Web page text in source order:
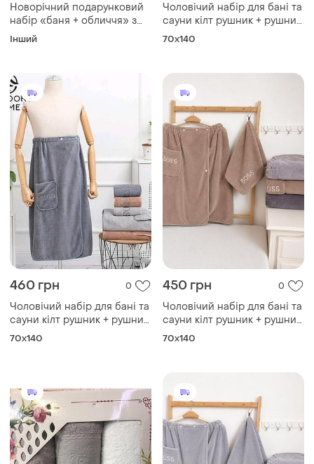
Новорічний подарунковий
набір «баня + обличчя» з
новорічною прихваткою
Інший
Чоловічий набір для бані та
сауни кілт рушник + рушник
для обличчя мікрофібра
70x140
460 грн 0
Чоловічий набір для бані та
сауни кілт рушник + рушник
для обличчя мікрофібра
70x140
450 грн 0
Чоловічий набір для бані та
сауни кілт рушник + рушник
для обличчя мікрофібра
70x140